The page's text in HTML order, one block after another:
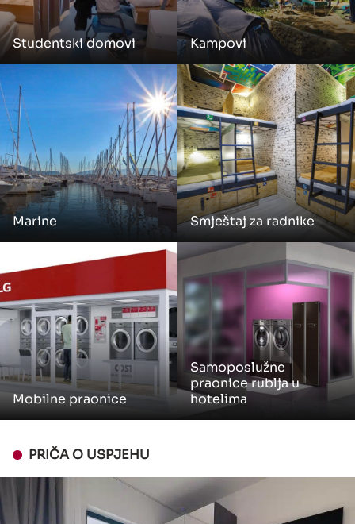
Studentski domovi Kampovi
Marine Smještaj za radnike
Mobilne praonice
Samoposlužne
praonice rublja u
hotelima
PRIČA O USPJEHU